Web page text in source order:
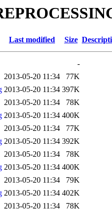
Last modified Size
-
2013-05-20 11:34
77K
2013-05-20 11:34 397K
2013-05-20 11:34
78K
2013-05-20 11:34 400K
2013-05-20 11:34
77K
2013-05-20 11:34 392K
2013-05-20 11:34
78K
2013-05-20 11:34 400K
2013-05-20 11:34
79K
2013-05-20 11:34 402K
2013-05-20 11:34
78K